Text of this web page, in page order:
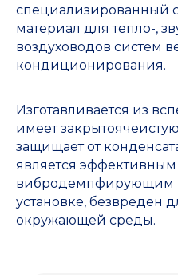
специализированный
материал для тепло-,
воздуховодов систем
кондиционирования.
Изготавливается из
имеет
защищает от
является
вибродемпфирующим
установке, безвреден
окружающей среды.